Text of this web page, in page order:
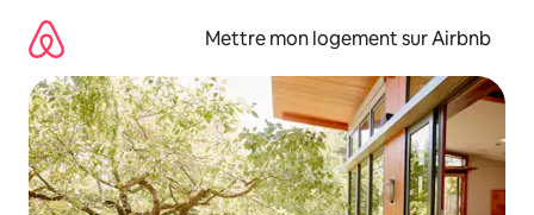
directement
contenu
Mettre mon logement sur Airbnb